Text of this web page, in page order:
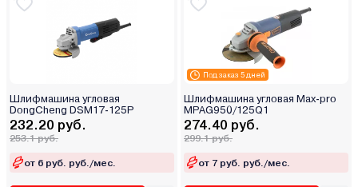
Шлифмашина угловая
DongCheng DSM17-125P
232.20 руб.
253.1 руб.
от 6 руб. руб./мес.
Под заказ 5 дней
Шлифмашина угловая Max-pro
MPAG950/125Q1
274.40 руб.
299.1 руб.
от 7 руб. руб./мес.